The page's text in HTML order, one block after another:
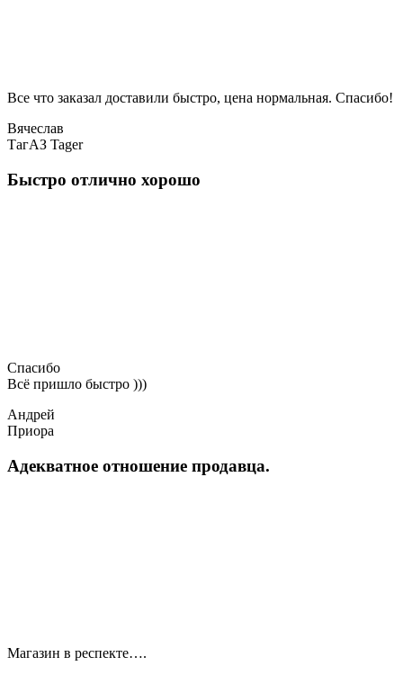
Все что заказал доставили быстро, цена нормальная. Спасибо!
Вячеслав
ТагАЗ Tager
Быстро отлично хорошо
Спасибо
Всё пришло быстро )))
Андрей
Приора
Адекватное отношение продавца.
Магазин в респекте….